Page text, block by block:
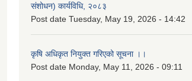
संशोधन) कार्यविधि, २०८३
Post date Tuesday, May 19, 2026 - 14:42
कृषि अधिकृत नियुक्त गरिएको सूचना ।।
Post date Monday, May 11, 2026 - 09:11